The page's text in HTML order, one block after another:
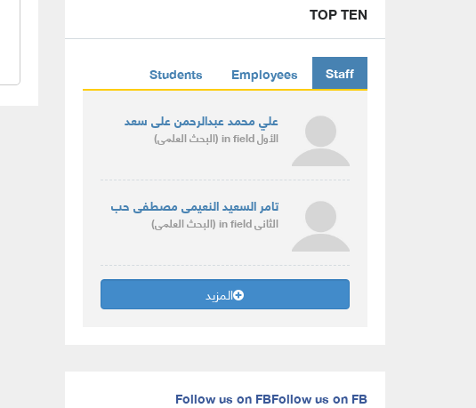
TOP TEN
Staff
Employees
Students
علي محمد عبدالرحمن على سعد
الأولin field(البحث العلمى)
تامر السعيد النعيمى مصطفى حب
الثانىin field(البحث العلمى)
المزيد
Follow us on FB
Follow us on FB